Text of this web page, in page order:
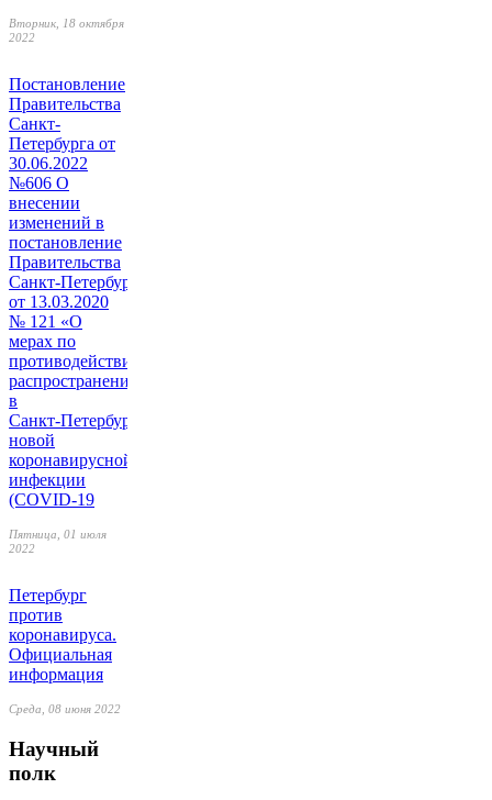
Вторник, 18 октября
2022
Постановление
Правительства
Санкт-
Петербурга от
30.06.2022
№606 О
внесении
изменений в
постановление
Правительства
Санкт‑Петербурга
от 13.03.2020
№ 121 «О
мерах по
противодействию
распространению
в
Санкт‑Петербурге
новой
коронавирусной
инфекции
(COVID-19
Пятница, 01 июля
2022
Петербург
против
коронавируса.
Официальная
информация
Среда, 08 июня 2022
Научный
полк